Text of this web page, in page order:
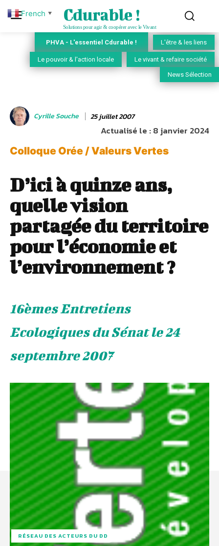
Cdurable !
Solutions pour agir & coopérer avec le Vivant
PHVA - L'essentiel Cdurable ! L'être & les liens
Le pouvoir & l'action locale Le vivant & refaire société
News Sélection
Cyrille Souche 25 juillet 2007
Actualisé le :8 janvier 2024
Colloque Orée / Valeurs Vertes
D’ici à quinze ans,
quelle vision
partagée du territoire
pour l’économie et
l’environnement ?
16èmes Entretiens
Ecologiques du Sénat le 24
septembre 2007
RÉSEAU DES ACTEURS DU DD
French ▼